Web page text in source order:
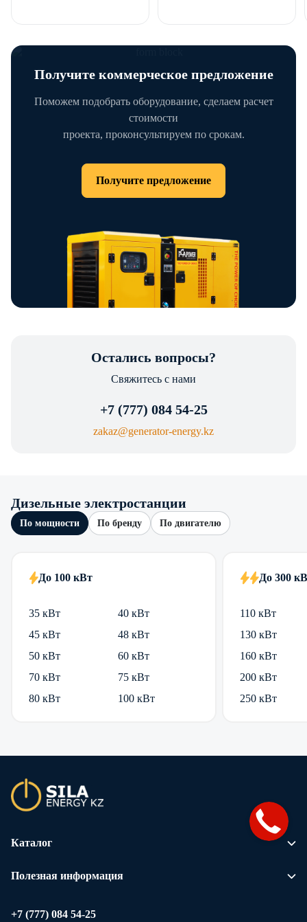
Получите коммерческое предложение
Поможем подобрать оборудование, сделаем расчет
стоимости
проекта, проконсультируем по срокам.
Получите предложение
Остались вопросы?
Свяжитесь с нами
+7 (777) 084 54-25
zakaz@generator-energy.kz
Дизельные электростанции
По мощности По бренду По двигателю
До 100 кВт
35 кВт
40 кВт
45 кВт
48 кВт
50 кВт
60 кВт
70 кВт
75 кВт
80 кВт
100 кВт
До 300
110 кВт
130 кВт
160 кВт
200 кВт
250 кВт
Каталог
Полезная информация
+7 (777) 084 54-25